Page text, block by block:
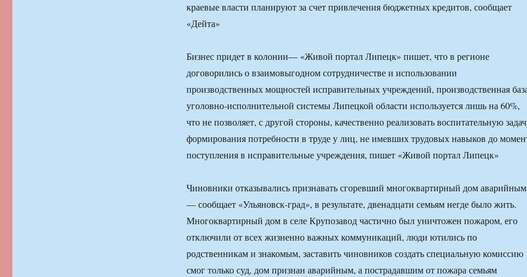
краевые власти планируют за счет привлечения бюджетных кредитов, сообщает
«Дейта»
Бизнес придет в колонии— «Живой портал Липецк» пишет, что в регионе
договорились о взаимовыгодном сотрудничестве и использовании
производственных мощностей исправительных учреждений, производственная
уголовно-исполнительной системы Липецкой области используется лишь на 60%,
что не позволяет, с другой стороны, качественно реализовать воспитательную
формирования потребности в труде у лиц, не имевших трудовых навыков до
поступления в исправительные учреждения, пишет «Живой портал Липецк»
Чиновники отказывались признавать сгоревший многоквартирный дом аварийным
— сообщает «Ульяновск-град», в результате, двенадцати семьям негде было жить.
Многоквартирный дом в селе Крупозавод частично был уничтожен пожаром, его
отключили от всех жизненно важных коммуникаций, люди ютились по
родственникам и знакомым, заставить чиновников создать специальную комиссию
смог только суд, дом признан аварийным, а пострадавшим от пожара семьям